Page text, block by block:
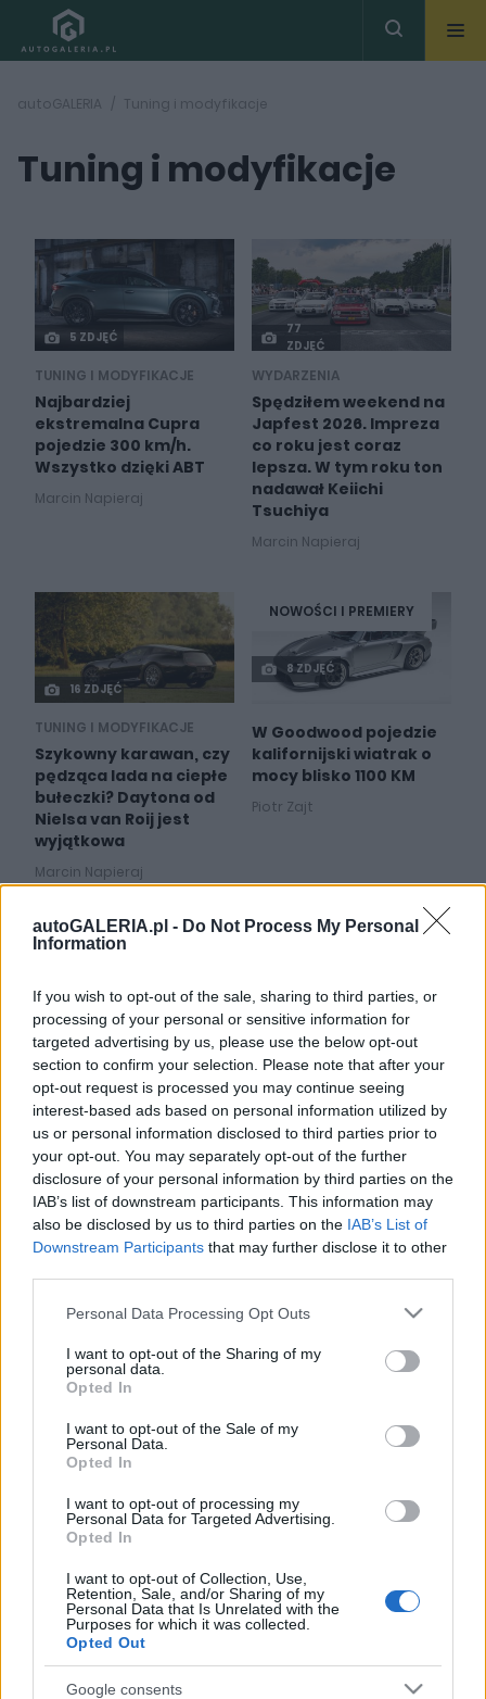
autoGALERIA.pl - Do Not Process My Personal
Information
If you wish to opt-out of the sale, sharing to third parties, or
processing of your personal or sensitive information for
targeted advertising by us, please use the below opt-out
section to confirm your selection. Please note that after your
opt-out request is processed you may continue seeing
interest-based ads based on personal information utilized by
us or personal information disclosed to third parties prior to
your opt-out. You may separately opt-out of the further
disclosure of your personal information by third parties on the
IAB’s list of downstream participants. This information may
also be disclosed by us to third parties on the IAB’s List of
Downstream Participants that may further disclose it to other
Please note that this website/app uses one or more Google
not limited to your visit or usage behaviour. You may click to
grant or deny consent to Google and its third-party tags to
use your data for below specified purposes in below Google
consent section.
Personal Data Processing Opt Outs
I want to opt-out of the Sharing of my
personal data.
Opted In
I want to opt-out of the Sale of my
Personal Data.
Opted In
I want to opt-out of processing my
Personal Data for Targeted Advertising.
Opted In
I want to opt-out of Collection, Use,
Retention, Sale, and/or Sharing of my
Personal Data that Is Unrelated with the
Purposes for which it was collected.
Opted Out
Google consents
autoGALERIA Tuning i modyfikacje
Tuning i modyfikacje
5 ZDJĘĆ
TUNING I MODYFIKACJE
Najbardziej
ekstremalna Cupra
pojedzie 300 km/h.
Wszystko dzięki ABT
Marcin Napieraj
77
ZDJĘĆ
WYDARZENIA
Spędziłem weekend na
Japfest 2026. Impreza
co roku jest coraz
lepsza. W tym roku ton
nadawał Keiichi
Tsuchiya
Marcin Napieraj
16 ZDJĘĆ
TUNING I MODYFIKACJE
Szykowny karawan, czy
pędząca lada na ciepłe
bułeczki? Daytona od
Nielsa van Roij jest
wyjątkowa
Marcin Napieraj
NOWOŚCI I PREMIERY
8 ZDJĘĆ
W Goodwood pojedzie
kalifornijski wiatrak o
mocy blisko 1100 KM
Piotr Zajt
6 ZDJĘĆ
TUNING I MODYFIKACJE
Czy to już nowa moda
wśród twórców
Porsche 911? Kolejny
restomod idzie w teren
Marcin Napieraj
9 ZDJĘĆ
TUNING I MODYFIKACJE
TechArt podłubał w
Porsche 911 Turbo S.
Wyszło mocno
kontrowersyjnie
Piotr Zajt
TUNING I MODYFIKACJE
Polska firma przerobi
Szanujemy to bardzo!
Redakcja autoGALERIA.pl
TUNING I MODYFIKACJE
Mercedesa
15 ZDJĘĆ
TUNING I MODYFIKACJE
Mansory odkryło, gdzie
leżą Chiny. I zabrali się
11 ZDJĘĆ
Honda City Turbo wciąż
żyje, dzięki Mugenowi.